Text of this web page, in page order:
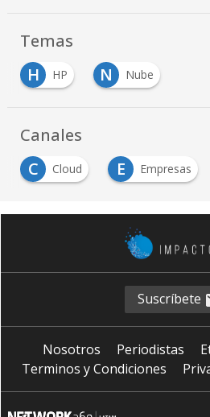
Temas
H
HP N Nube
Canales
C
Cloud E Empresas
Suscríbete
Nosotros Periodistas
Terminos y Condiciones